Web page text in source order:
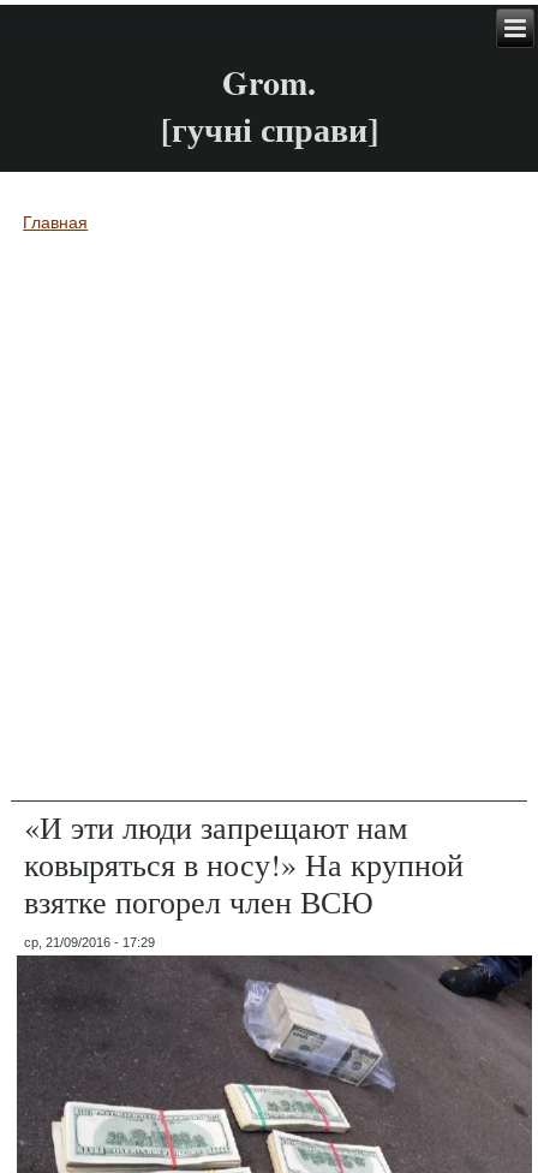
Grom.
[гучні справи]
Вы здесь
Главная
«И эти люди запрещают нам
ковыряться в носу!» На крупной
взятке погорел член ВСЮ
ср, 21/09/2016 - 17:29